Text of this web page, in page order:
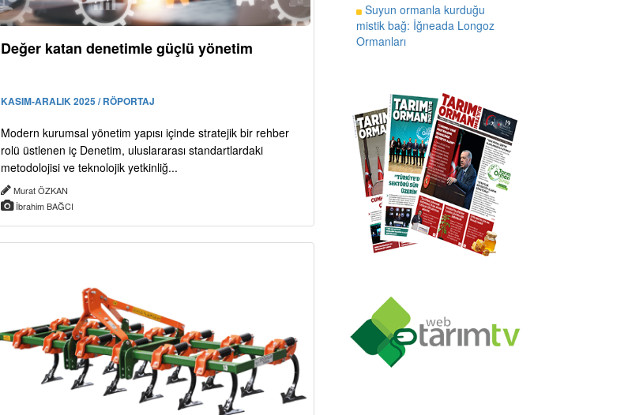
Değer katan denetimle güçlü yönetim
KASIM-ARALIK 2025 / RÖPORTAJ
Modern kurumsal yönetim yapısı içinde stratejik bir rehber
rolü üstlenen iç Denetim, uluslararası standartlardaki
metodolojisi ve teknolojik yetkinliğ...
Murat ÖZKAN
İbrahim BAĞCI
Suyun ormanla kurduğu
mistik bağ: İğneada Longoz
Ormanları